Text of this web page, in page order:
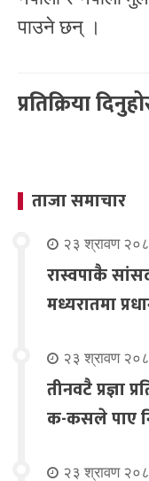
पाउने छन् ।
प्रतिक्रिया
ताजा समाचार
२३ श्रावण
रास्वपाकै
मध्यरातमा
२३ श्रावण
तीनवटै प्रज्ञा
क-कसले पाए
२३ श्रावण